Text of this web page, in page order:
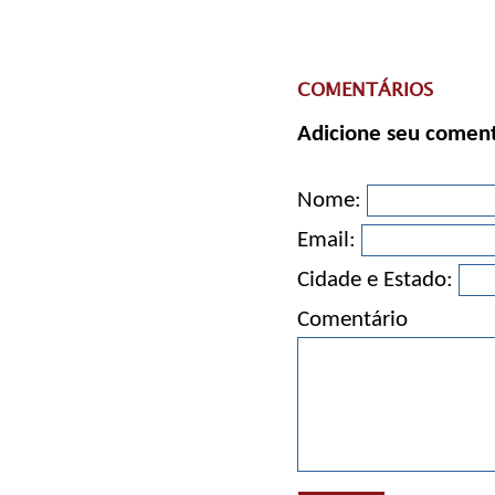
COMENTÁRIOS
Adicione seu
Nome:
Email:
Cidade e Estado:
Comentário